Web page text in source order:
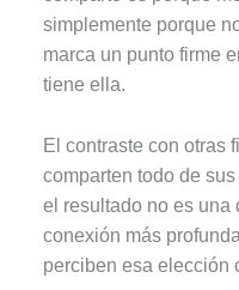
simplemente porque
marca un punto firme
tiene ella.
El contraste con otras
comparten todo de
el resultado no es una
conexión más
perciben esa elección